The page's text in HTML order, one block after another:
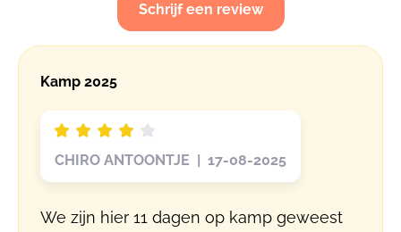
Schrijf een review
Kamp 2025
CHIRO ANTOONTJE | 17-08-2025
We zijn hier 11 dagen op kamp geweest